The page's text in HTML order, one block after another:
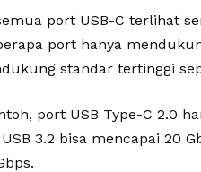
port USB-C terlihat
port hanya
standar tertinggi
port USB Type-C 2.0
3.2 bisa mencapai 20